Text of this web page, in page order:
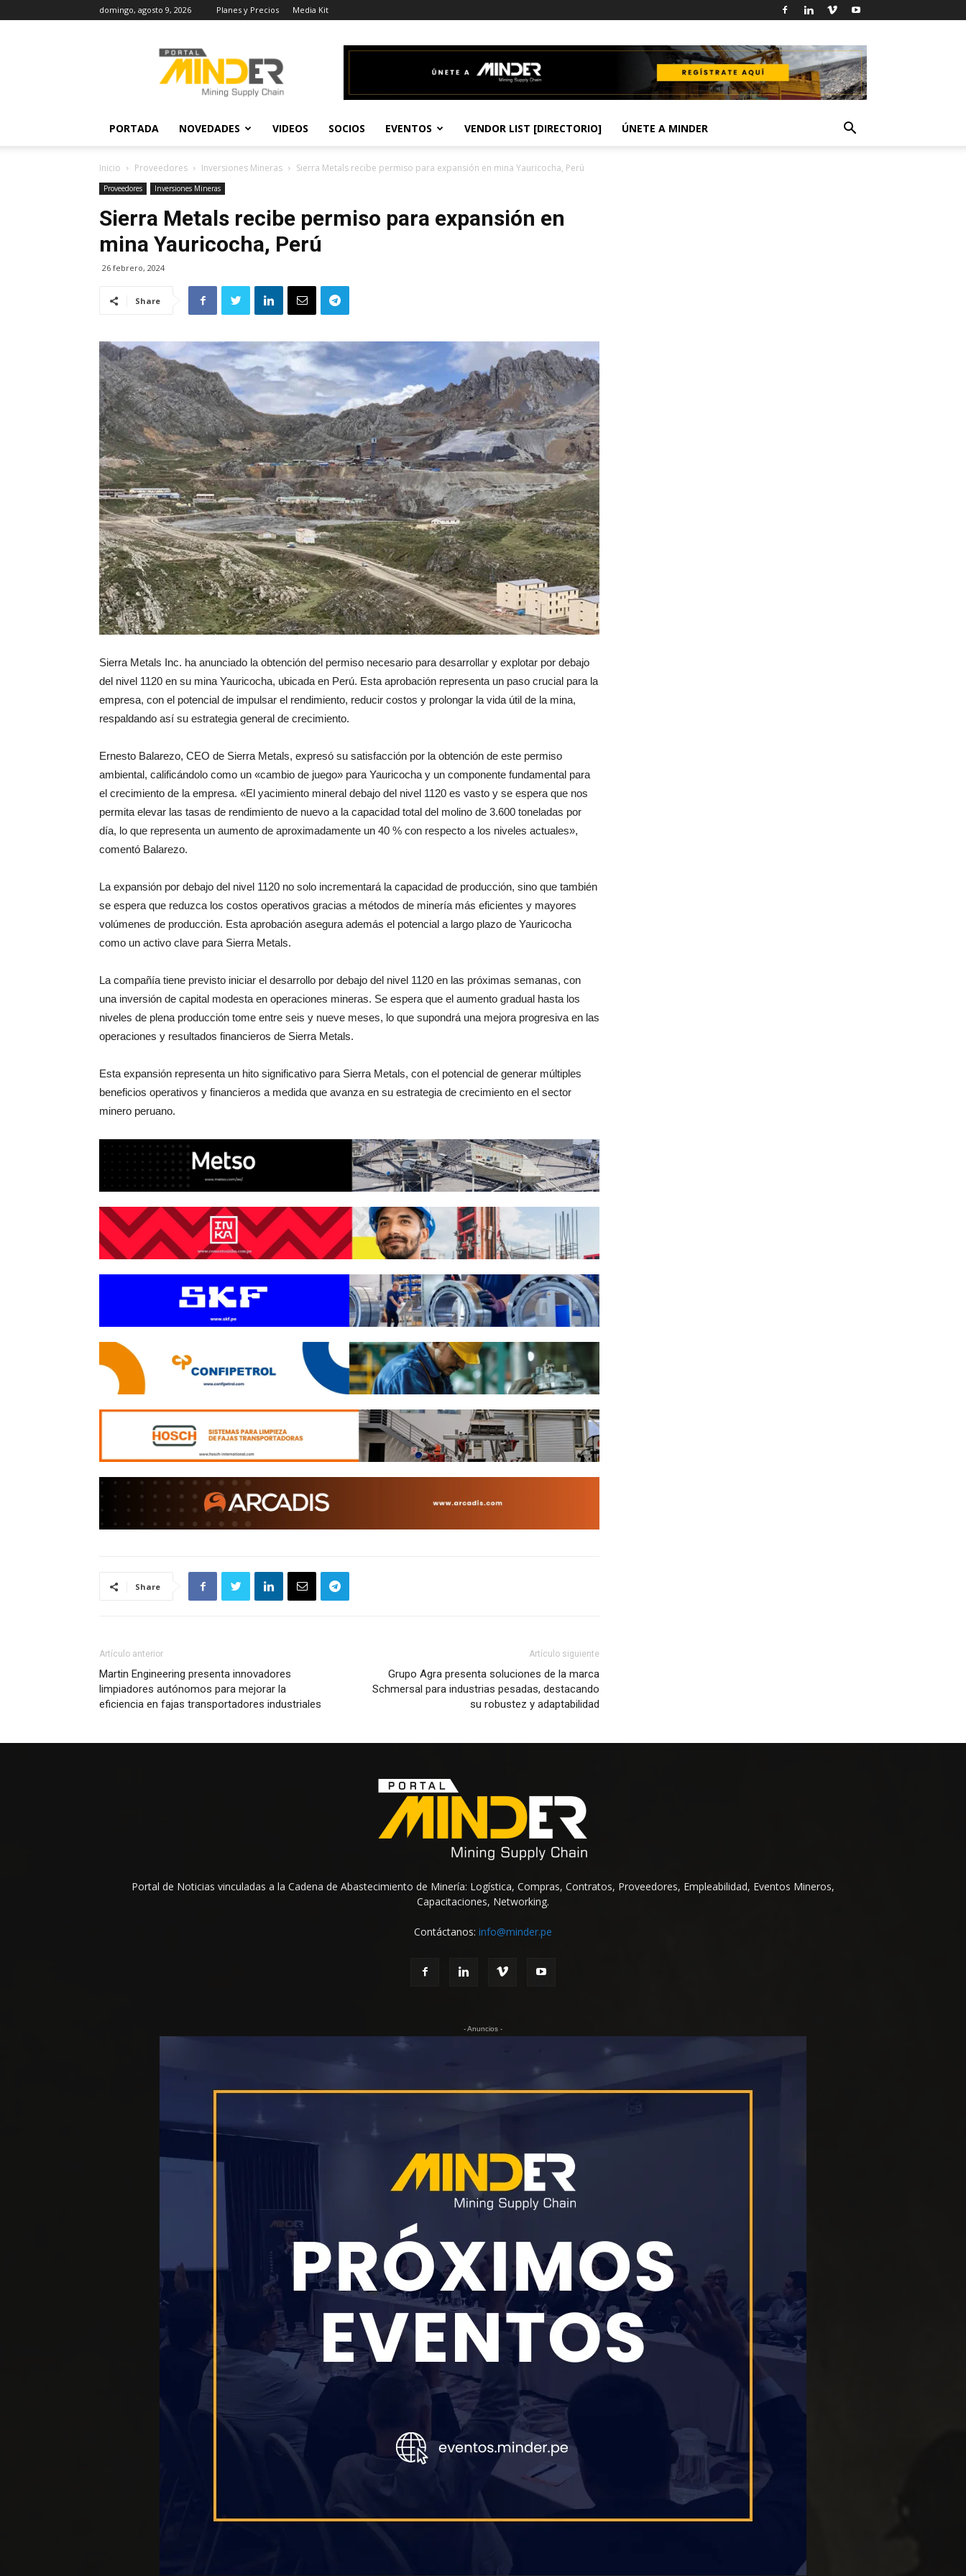
domingo, agosto 9, 2026 Planes y Precios Media Kit
Actualidad
Minera
PORTADA NOVEDADES VIDEOS SOCIOS EVENTOS VENDOR LIST [DIRECTORIO] ÚNETE A MINDER
Inicio Proveedores Inversiones Mineras Sierra Metals recibe permiso para expansión en mina Yauricocha, Perú
Proveedores Inversiones Mineras
Sierra Metals recibe permiso para expansión en
mina Yauricocha, Perú
26 febrero, 2024
Share
Sierra Metals Inc. ha anunciado la obtención del permiso necesario para desarrollar y explotar por debajo
del nivel 1120 en su mina Yauricocha, ubicada en Perú. Esta aprobación representa un paso crucial para la
empresa, con el potencial de impulsar el rendimiento, reducir costos y prolongar la vida útil de la mina,
respaldando así su estrategia general de crecimiento.
Ernesto Balarezo, CEO de Sierra Metals, expresó su satisfacción por la obtención de este permiso
ambiental, calificándolo como un «cambio de juego» para Yauricocha y un componente fundamental para
el crecimiento de la empresa. «El yacimiento mineral debajo del nivel 1120 es vasto y se espera que nos
permita elevar las tasas de rendimiento de nuevo a la capacidad total del molino de 3.600 toneladas por
día, lo que representa un aumento de aproximadamente un 40 % con respecto a los niveles actuales»,
comentó Balarezo.
La expansión por debajo del nivel 1120 no solo incrementará la capacidad de producción, sino que también
se espera que reduzca los costos operativos gracias a métodos de minería más eficientes y mayores
volúmenes de producción. Esta aprobación asegura además el potencial a largo plazo de Yauricocha
como un activo clave para Sierra Metals.
La compañía tiene previsto iniciar el desarrollo por debajo del nivel 1120 en las próximas semanas, con
una inversión de capital modesta en operaciones mineras. Se espera que el aumento gradual hasta los
niveles de plena producción tome entre seis y nueve meses, lo que supondrá una mejora progresiva en las
operaciones y resultados financieros de Sierra Metals.
Esta expansión representa un hito significativo para Sierra Metals, con el potencial de generar múltiples
beneficios operativos y financieros a medida que avanza en su estrategia de crecimiento en el sector
minero peruano.
Share
Artículo anterior
Martin Engineering presenta innovadores
limpiadores autónomos para mejorar la
eficiencia en fajas transportadores industriales
Artículo siguiente
Grupo Agra presenta soluciones de la marca
Schmersal para industrias pesadas, destacando
su robustez y adaptabilidad
Portal de Noticias vinculadas a la Cadena de Abastecimiento de Minería: Logística, Compras, Contratos, Proveedores, Empleabilidad, Eventos Mineros,
Capacitaciones, Networking.
Contáctanos: info@minder.pe
- Anuncios -